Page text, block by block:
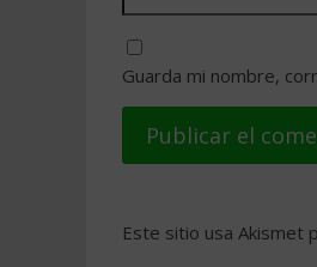
Guarda mi nombre,
Este sitio usa Akismet